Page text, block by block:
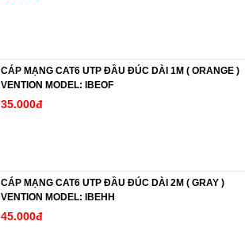
CÁP MẠNG CAT6 UTP ĐẦU ĐÚC DÀI 1M ( ORANGE )
VENTION MODEL: IBEOF
35.000đ
CÁP MẠNG CAT6 UTP ĐẦU ĐÚC DÀI 2M ( GRAY )
VENTION MODEL: IBEHH
45.000đ